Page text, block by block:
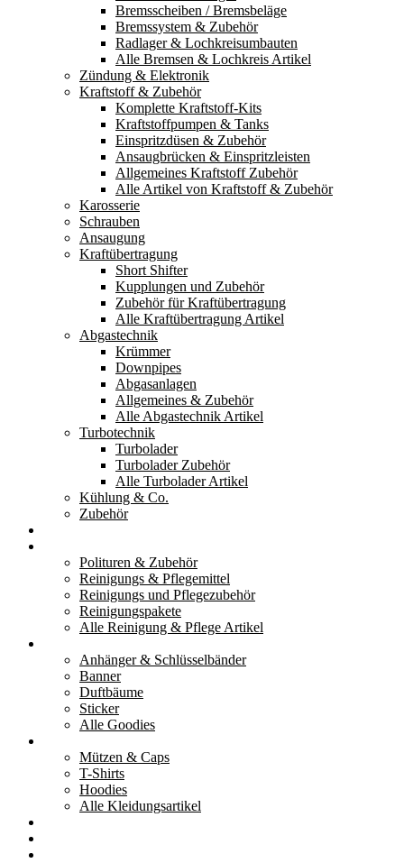
Bremsscheiben / Bremsbeläge
Bremssystem & Zubehör
Radlager & Lochkreisumbauten
Alle Bremsen & Lochkreis Artikel
Zündung & Elektronik
Kraftstoff & Zubehör
Komplette Kraftstoff-Kits
Kraftstoffpumpen & Tanks
Einspritzdüsen & Zubehör
Ansaugbrücken & Einspritzleisten
Allgemeines Kraftstoff Zubehör
Alle Artikel von Kraftstoff & Zubehör
Karosserie
Schrauben
Ansaugung
Kraftübertragung
Short Shifter
Kupplungen und Zubehör
Zubehör für Kraftübertragung
Alle Kraftübertragung Artikel
Abgastechnik
Krümmer
Downpipes
Abgasanlagen
Allgemeines & Zubehör
Alle Abgastechnik Artikel
Turbotechnik
Turbolader
Turbolader Zubehör
Alle Turbolader Artikel
Kühlung & Co.
Zubehör
Polituren & Zubehör
Reinigungs & Pflegemittel
Reinigungs und Pflegezubehör
Reinigungspakete
Alle Reinigung & Pflege Artikel
Anhänger & Schlüsselbänder
Banner
Duftbäume
Sticker
Alle Goodies
Mützen & Caps
T-Shirts
Hoodies
Alle Kleidungsartikel